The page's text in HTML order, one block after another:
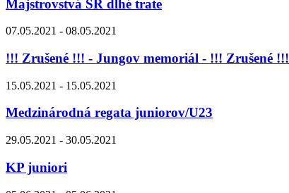
Majstrovstvá SR dlhé trate
07.05.2021 - 08.05.2021
!!! Zrušené !!! - Jungov memoriál - !!! Zrušené !!!
15.05.2021 - 15.05.2021
Medzinárodná regata juniorov/U23
29.05.2021 - 30.05.2021
KP juniori